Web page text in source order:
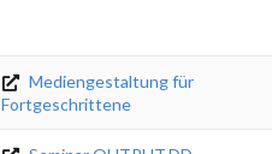
Mediengestaltung für
Fortgeschrittene